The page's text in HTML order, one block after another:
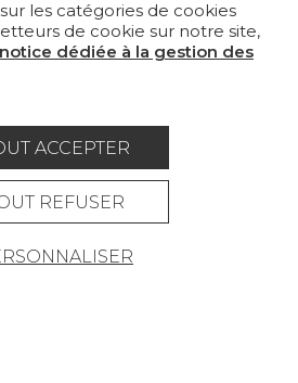
?
les catégories de cookies
de cookie sur notre site,
dédiée à la gestion des
ACCEPTER
REFUSER